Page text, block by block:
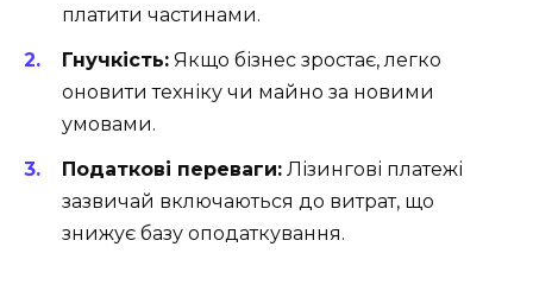
платити частинами.
Гнучкість: Якщо бізнес зростає, легко
оновити техніку чи майно за новими
умовами.
Податкові переваги: Лізингові платежі
зазвичай включаються до витрат, що
знижує базу оподаткування.